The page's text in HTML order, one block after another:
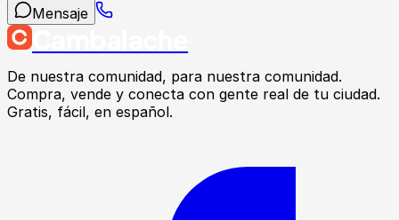
Mensaje
De nuestra comunidad, para nuestra comunidad.
Compra, vende y conecta con gente real de tu ciudad.
Gratis, fácil, en español.